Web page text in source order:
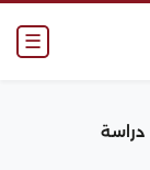
☰
دراسة